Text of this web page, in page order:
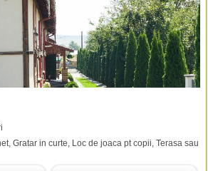
Gratar in curte, Loc de joaca pt copii, Terasa sau